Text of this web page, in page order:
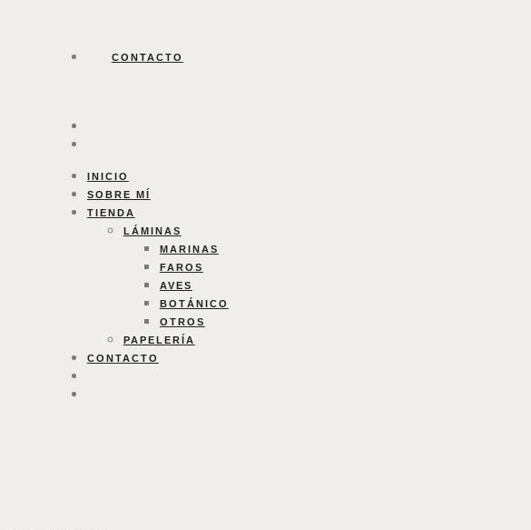
CONTACTO
INICIO
SOBRE MÍ
TIENDA
LÁMINAS
MARINAS
FAROS
AVES
BOTÁNICO
OTROS
PAPELERÍA
CONTACTO